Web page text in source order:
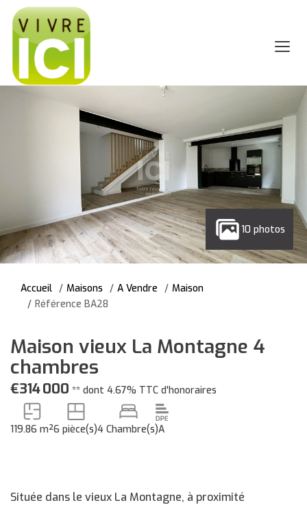
10 photos
Accueil Maisons A Vendre
Maison
Référence BA28
Maison vieux La Montagne 4
chambres
€314 000 ** dont 4.67% TTC d'honoraires
119.86 m²6 pièce(s)4 Chambre(s)A
Située dans le vieux La Montagne, à proximité